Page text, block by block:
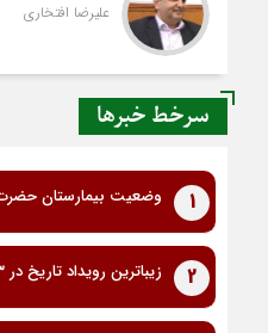
علیرضا افتخاری
سرخط خبرها
1 وضعیت بیمارستان
2 زیباترین رویداد تاریخ در ۱۳رجب